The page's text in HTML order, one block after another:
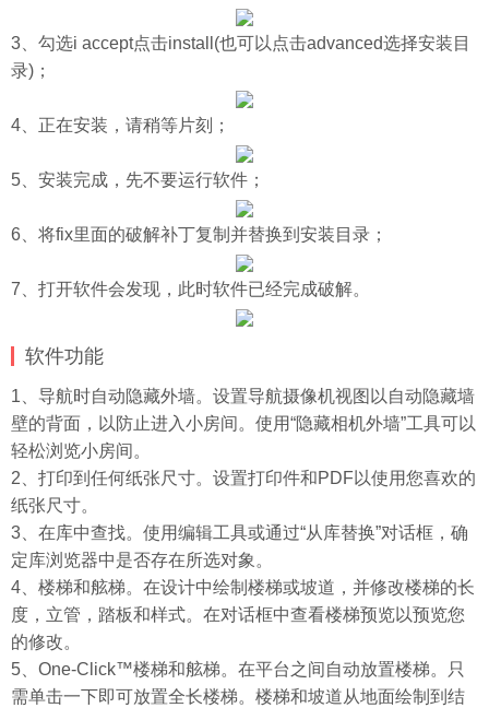
3、勾选i accept点击install(也可以点击advanced选择安装目
录)；
4、正在安装，请稍等片刻；
5、安装完成，先不要运行软件；
6、将fix里面的破解补丁复制并替换到安装目录；
7、打开软件会发现，此时软件已经完成破解。
软件功能
1、导航时自动隐藏外墙。设置导航摄像机视图以自动隐藏墙
壁的背面，以防止进入小房间。使用“隐藏相机外墙”工具可以
轻松浏览小房间。
2、打印到任何纸张尺寸。设置打印件和PDF以使用您喜欢的
纸张尺寸。
3、在库中查找。使用编辑工具或通过“从库替换”对话框，确
定库浏览器中是否存在所选对象。
4、楼梯和舷梯。在设计中绘制楼梯或坡道，并修改楼梯的长
度，立管，踏板和样式。在对话框中查看楼梯预览以预览您
的修改。
5、One-Click™楼梯和舷梯。在平台之间自动放置楼梯。只
需单击一下即可放置全长楼梯。楼梯和坡道从地面绘制到结